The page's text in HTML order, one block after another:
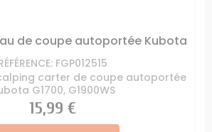
de coupe autoportée Kubota
FGP012515
carter de coupe autoportée
G1700, G1900WS
Prix
15,99 €